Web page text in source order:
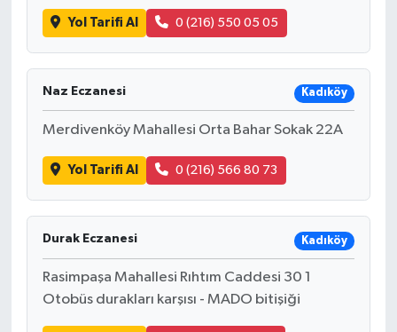
Yol Tarifi Al 0 (216) 550 05 05
Naz Eczanesi Kadıköy
Merdivenköy Mahallesi Orta Bahar Sokak 22A
Yol Tarifi Al 0 (216) 566 80 73
Durak Eczanesi Kadıköy
Rasimpaşa Mahallesi Rıhtım Caddesi 30 1
Otobüs durakları karşısı - MADO bitişiği